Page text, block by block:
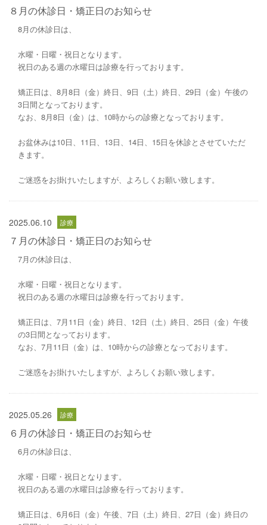
８月の休診日・矯正日のお知らせ
8月の休診日は、
水曜・日曜・祝日となります。
祝日のある週の水曜日は診療を行っております。
矯正日は、8月8日（金）終日、9日（土）終日、29日（金）午後の
3日間となっております。
なお、8月8日（金）は、10時からの診療となっております。
お盆休みは10日、11日、13日、14日、15日を休診とさせていただ
きます。
ご迷惑をお掛けいたしますが、よろしくお願い致します。
2025.06.10
７月の休診日・矯正日のお知らせ
7月の休診日は、
水曜・日曜・祝日となります。
祝日のある週の水曜日は診療を行っております。
矯正日は、7月11日（金）終日、12日（土）終日、25日（金）午後
の3日間となっております。
なお、7月11日（金）は、10時からの診療となっております。
ご迷惑をお掛けいたしますが、よろしくお願い致します。
2025.05.26
６月の休診日・矯正日のお知らせ
6月の休診日は、
水曜・日曜・祝日となります。
祝日のある週の水曜日は診療を行っております。
矯正日は、6月6日（金）午後、7日（土）終日、27日（金）終日の